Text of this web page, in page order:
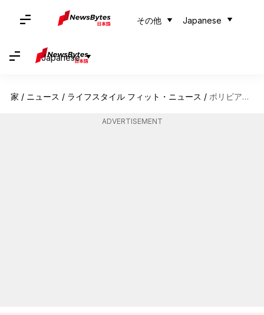
その他 Japanese
Japanese
家 / ニュース / ライフスタイル フィット・ニュース / ボリビアのアンデス山脈でユニークなリトリートを体験しよう
ADVERTISEMENT